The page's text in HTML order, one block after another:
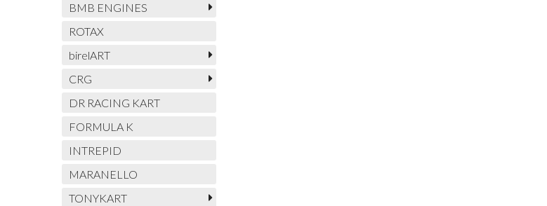
BMB ENGINES
ROTAX
birelART
CRG
DR RACING KART
FORMULA K
INTREPID
MARANELLO
TONYKART